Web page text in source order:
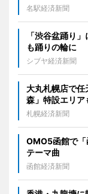
名駅経済新聞
「渋谷盆踊り
も踊りの輪に
シブヤ経済新聞
大丸札幌店で
森」特設エリア
札幌経済新聞
OMO5函館で
テーマ曲
函館経済新聞